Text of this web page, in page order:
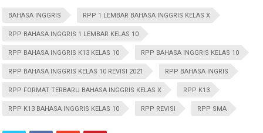
BAHASA INGGRIS RPP 1 LEMBAR BAHASA INGGRIS KELAS X
RPP BAHASA INGGRIS 1 LEMBAR KELAS 10
RPP BAHASA INGGRIS K13 KELAS 10 RPP BAHASA INGGRIS KELAS 10
RPP BAHASA INGGRIS KELAS 10 REVISI 2021 RPP BAHASA INGRIS
RPP FORMAT TERBARU BAHASA INGGRIS KELAS X RPP K13
RPP K13 BAHASA INGGRIS KELAS 10 RPP REVISI RPP SMA